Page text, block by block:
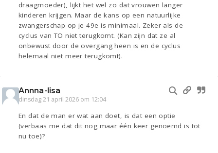
draagmoeder), lijkt het wel zo dat vrouwen langer
kinderen krijgen. Maar de kans op een natuurlijke
zwangerschap op je 49e is minimaal. Zeker als de
cyclus van TO niet terugkomt. (Kan zijn dat ze al
onbewust door de overgang heen is en de cyclus
helemaal niet meer terugkomt).
Annna-lisa
dinsdag 21 april 2026 om 12:04
En dat de man er wat aan doet, is dat een optie
(verbaas me dat dit nog maar één keer genoemd is tot
nu toe)?